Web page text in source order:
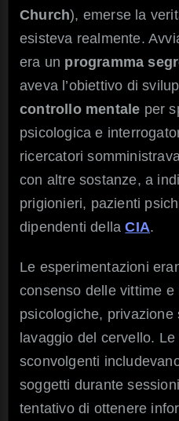
Church), emerse la
esisteva realmente.
era un programma
aveva l’obiettivo di
controllo mentale per
psicologica e
ricercatori
con altre sostanze, a
prigionieri, pazienti
dipendenti dellaCIA.
Le esperimentazioni
consenso delle vittime
psicologiche,
lavaggio del cervello.
sconvolgenti
soggetti durante
tentativo di ottenere